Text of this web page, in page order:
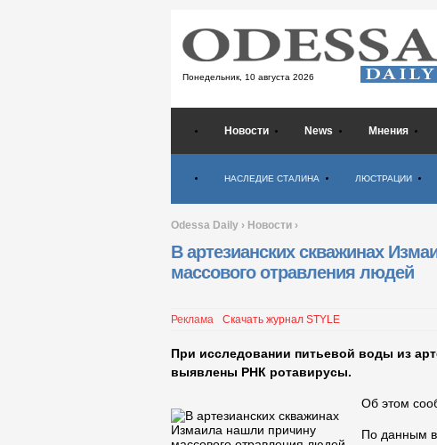
Понедельник, 10 августа 2026
Новости News Мнения
НАСЛЕДИЕ СТАЛИНА ЛЮСТРАЦИИ
Odessa Daily › Новости ›
В артезианских скважинах
массового отравления людей
Реклама Скачать журнал STYLE
При исследовании питьевой воды из
выявлены РНК ротавирусы.
Об этом
По данным